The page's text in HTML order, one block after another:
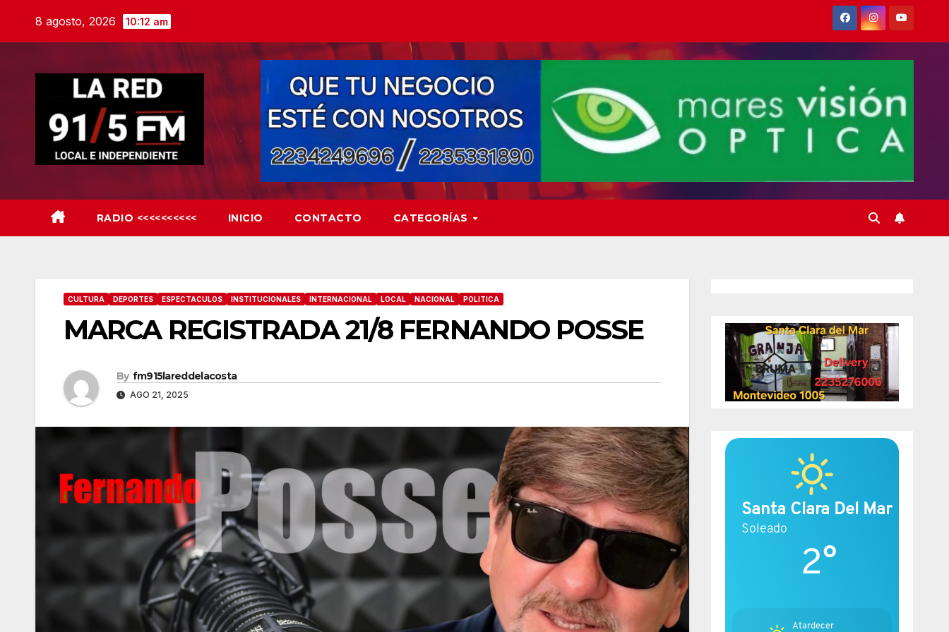
8 agosto, 2026 10:12 am
RADIO <<<<<<<<<< INICIO CONTACTO CATEGORÍAS
CULTURA DEPORTES ESPECTACULOS INSTITUCIONALES INTERNACIONAL LOCAL NACIONAL POLITICA
MARCA REGISTRADA 21/8 FERNANDO POSSE
By fm915lareddelacosta
AGO 21, 2025
Santa Clara Del Mar
Soleado
2°
Atardecer